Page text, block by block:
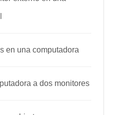
en una computadora
a dos monitores